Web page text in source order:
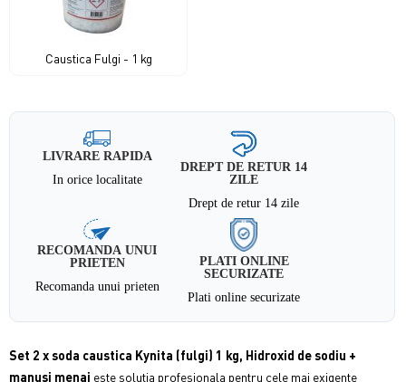
Caustica Fulgi - 1 kg
LIVRARE RAPIDA
In orice localitate
DREPT DE RETUR 14
ZILE
Drept de retur 14 zile
RECOMANDA UNUI
PRIETEN
Recomanda unui prieten
PLATI ONLINE
SECURIZATE
Plati online securizate
Set 2 x soda caustica Kynita (fulgi) 1 kg, Hidroxid de sodiu +
manusi menaj este solutia profesionala pentru cele mai exigente